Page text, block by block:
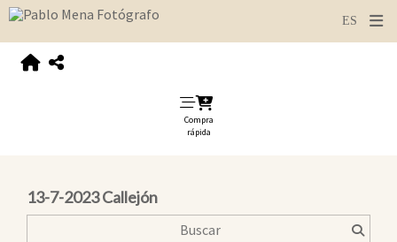
Compra
rápida
13-7-2023 Callejón